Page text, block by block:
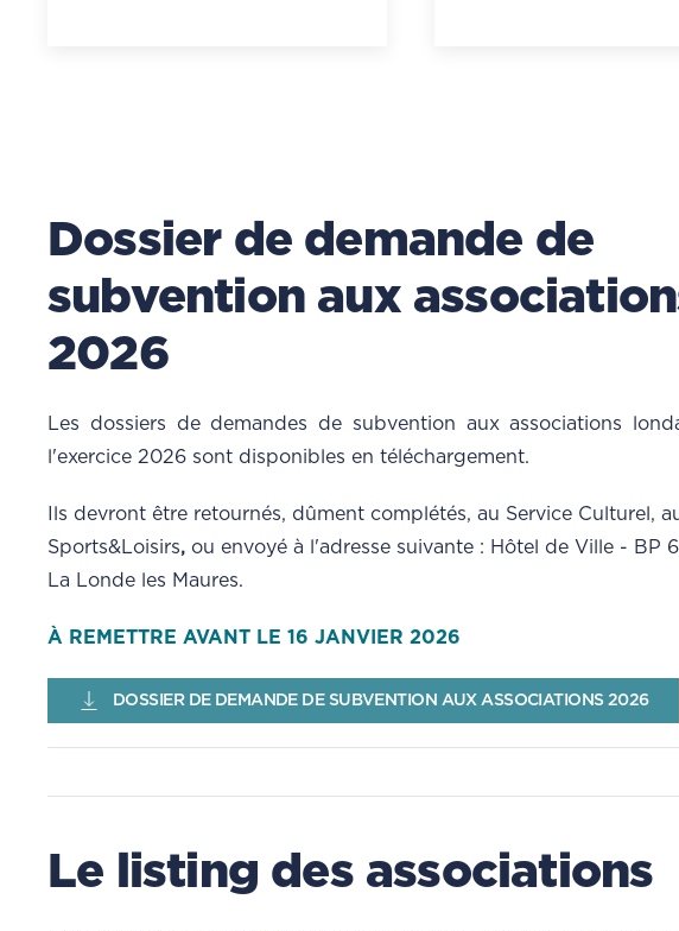
Dossier de demande de
subvention aux
2026
Les dossiers de demandes de subvention aux associations
l'exercice 2026 sont disponibles en téléchargement.
Ils devront être retournés, dûment complétés, au Service Culturel,
Sports&Loisirs, ou envoyé à l'adresse suivante : Hôtel de Ville - BP
La Londe les Maures.
À REMETTRE AVANT LE 16 JANVIER 2026
DOSSIER DE DEMANDE DE SUBVENTION AUX ASSOCIATIONS 2026
Le listing des associations